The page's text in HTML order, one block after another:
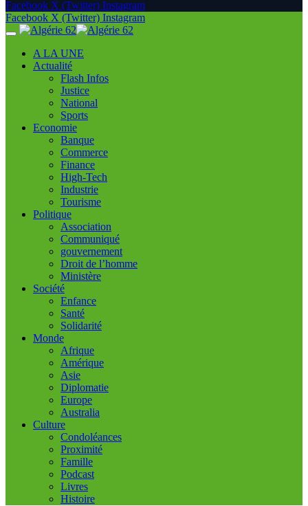
Facebook X (Twitter) Instagram
Facebook X (Twitter) Instagram
A LA UNE
Actualité
Flash Infos
Justice
National
Sports
Economie
Banque
Commerce
Finance
High-Tech
Industrie
Tourisme
Politique
Association
Communiqué
gouvernement
Droit de l’homme
Ministère
Société
Enfance
Santé
Solidarité
Monde
Afrique
Amérique
Asie
Diplomatie
Europe
Australia
Culture
Condoléances
Proximité
Famille
Podcast
Livres
Histoire